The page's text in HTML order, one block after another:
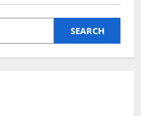
SEARCH